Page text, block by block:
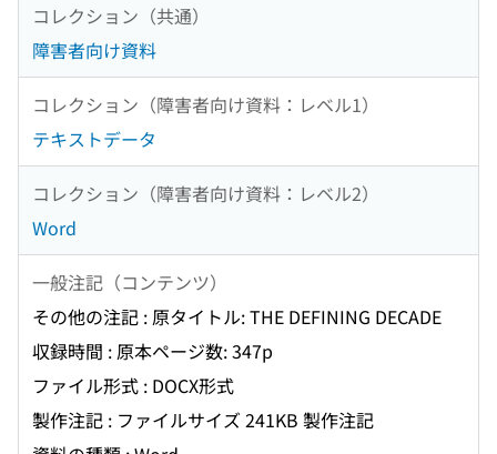
コレクション（共通）
障害者向け資料
コレクション（障害者向け資料：レベル1）
テキストデータ
コレクション（障害者向け資料：レベル2）
Word
一般注記（コンテンツ）
その他の注記 : 原タイトル: THE DEFINING DECADE
収録時間 : 原本ページ数: 347p
ファイル形式 : DOCX形式
製作注記 : ファイルサイズ 241KB 製作注記